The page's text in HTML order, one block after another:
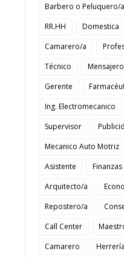
Barbero o Peluquero/a
RR.HH
Domestica
Camarero/a
Técnico
Mensajero
Gerente
Ing. Electromecanico
Supervisor
Mecanico Auto Motriz
Asistente
Finanzas
Arquitecto/a
Repostero/a
Call Center
Camarero
Herrería